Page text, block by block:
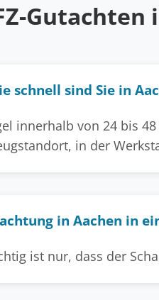
Gutachten
schnell sind Sie in
innerhalb von 24 bis
in der
in Aachen in
ist nur, dass der